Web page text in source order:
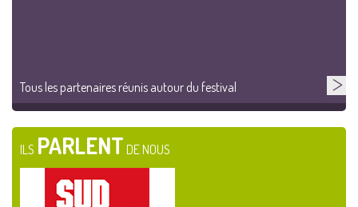
Tous les partenaires réunis autour du festival
ILS PARLENT DE NOUS